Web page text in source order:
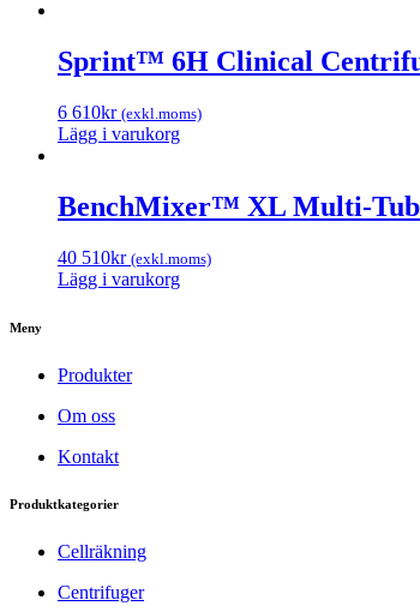
Sprint™ 6H Clinical
6 610kr (exkl.moms)
Lägg i varukorg
BenchMixer™ XL Multi-
40 510kr (exkl.moms)
Lägg i varukorg
Meny
Produkter
Om oss
Kontakt
Produktkategorier
Cellräkning
Centrifuger